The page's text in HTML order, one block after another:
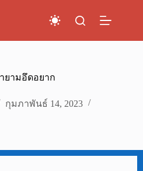
ยามอึดอยาก
กุมภาพันธ์ 14, 2023